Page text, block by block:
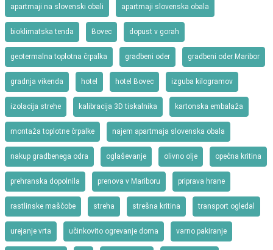
apartmaji na slovenski obali apartmaji slovenska obala
bioklimatska tenda Bovec dopust v gorah
geotermalna toplotna črpalka gradbeni oder gradbeni oder Maribor
gradnja vikenda hotel hotel Bovec izguba kilogramov
izolacija strehe kalibracija 3D tiskalnika kartonska embalaža
montaža toplotne črpalke najem apartmaja slovenska obala
nakup gradbenega odra oglaševanje olivno olje opečna kritina
prehranska dopolnila prenova v Mariboru priprava hrane
rastlinske maščobe streha strešna kritina transport ogledal
urejanje vrta učinkovito ogrevanje doma varno pakiranje